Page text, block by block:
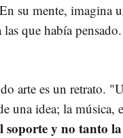
su mente, imagina
las que había
arte es un retrato.
una idea; la
soporte y no tanto